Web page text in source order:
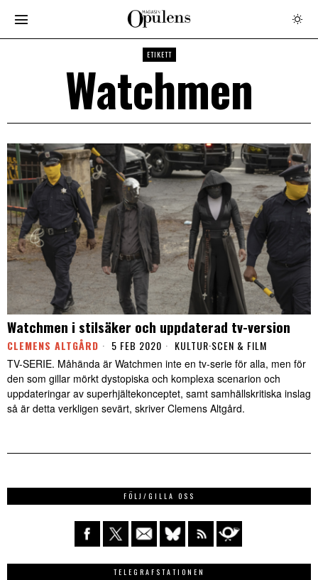
ETIKETT
Watchmen
Watchmen i stilsäker och uppdaterad tv-version
CLEMENS ALTGÅRD 5 FEB 2020 KULTUR·SCEN & FILM
TV-SERIE. Måhända är Watchmen inte en tv-serie för alla, men för
den som gillar mörkt dystopiska och komplexa scenarion och
uppdateringar av superhjältekonceptet, samt samhällskritiska inslag
så är detta verkligen sevärt, skriver Clemens Altgård.
FÖLJ/GILLA OSS
TELEGRAFSTATIONEN